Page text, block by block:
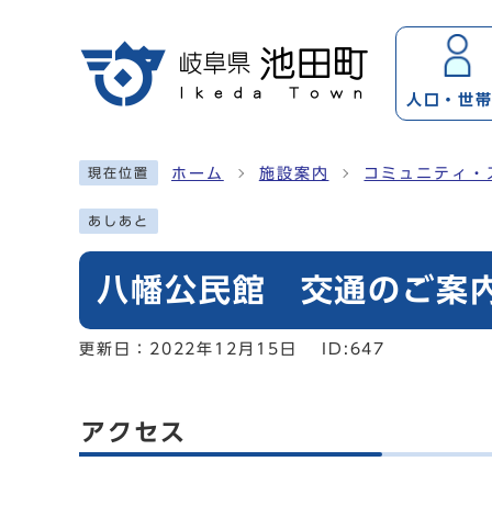
人口・世
ここから本文です
現在位置 ホーム 施設案内 コミュニティ・
あしあと
八幡公民館 交通のご案
更新日： 2022年12月15日 ID:647
アクセス